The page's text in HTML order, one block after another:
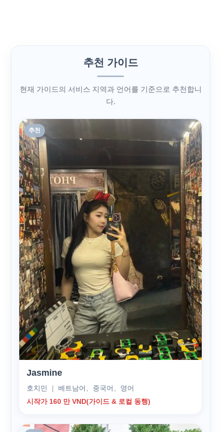
추천 가이드
현재 가이드의 서비스 지역과 언어를 기준으로 추천합니
다.
추천
Jasmine
호치민 ｜ 베트남어、중국어、영어
시작가 160 만 VND(가이드 & 로컬 동행)